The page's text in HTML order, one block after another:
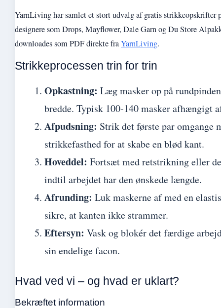
YarnLiving har samlet et stort udvalg af gratis strikkeopskrifter
designere som Drops, Mayflower, Dale Garn og Du Store
downloades som PDF direkte fraYarnLiving.
Strikkeprocessen trin for trin
Opkastning: Læg masker op på
bredde. Typisk 100-140 masker afhængigt
Afpudsning: Strik det første par omgange
strikkefasthed for at skabe en blød kant.
Hoveddel: Fortsæt med retstrikning eller
indtil arbejdet har den ønskede længde.
Afrunding: Luk maskerne af med en
sikre, at kanten ikke strammer.
Eftersyn: Vask og blokér det færdige
sin endelige facon.
Hvad ved vi – og hvad er uklart?
Bekræftet information